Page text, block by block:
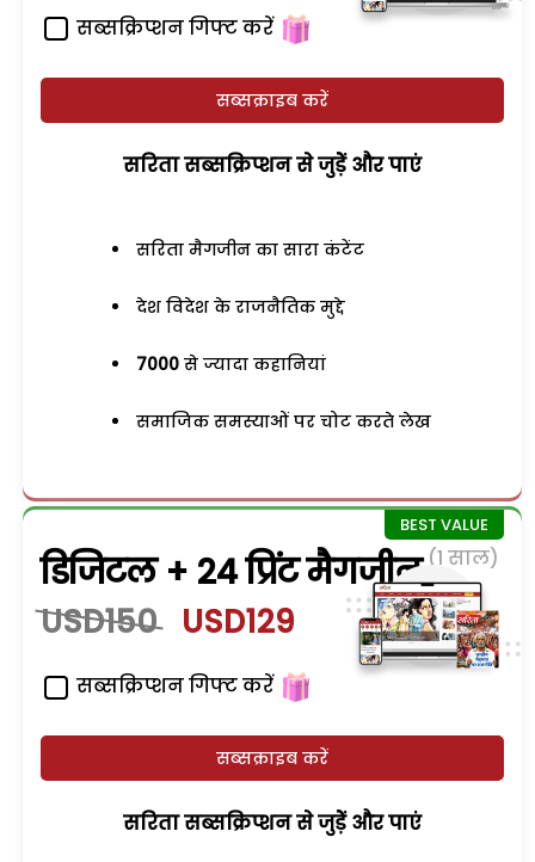
सब्सक्रिप्शन गिफ्ट करें
सब्सक्राइब करें
सरिता सब्सक्रिप्शन से जुड़ेें और पाएं
सरिता मैगजीन का सारा कंटेंट
देश विदेश के राजनैतिक मुद्दे
7000 से ज्यादा कहानियां
समाजिक समस्याओं पर चोट करते लेख
डिजिटल + 24 प्रिंट मैगजीन (1 साल)
USD150 USD129
सब्सक्रिप्शन गिफ्ट करें
सब्सक्राइब करें
सरिता सब्सक्रिप्शन से जुड़ेें और पाएं